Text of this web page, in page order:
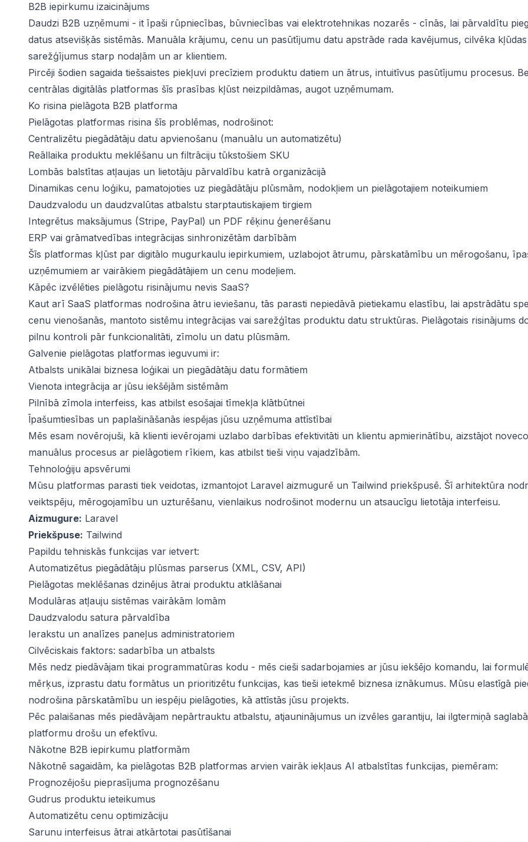
B2B iepirkumu izaicinājums
Daudzi B2B uzņēmumi - it īpaši rūpniecības, būvniecības vai elektrotehnikas nozarēs - cīnās, lai pārvaldītu
datus atsevišķās sistēmās. Manuāla krājumu, cenu un pasūtījumu datu apstrāde rada kavējumus, cilvēka
sarežģījumus starp nodaļām un ar klientiem.
Pircēji šodien sagaida tiešsaistes piekļuvi precīziem produktu datiem un ātrus, intuitīvus pasūtījumu procesus.
centrālas digitālās platformas šīs prasības kļūst neizpildāmas, augot uzņēmumam.
Ko risina pielāgota B2B platforma
Pielāgotas platformas risina šīs problēmas, nodrošinot:
Centralizētu piegādātāju datu apvienošanu (manuālu un automatizētu)
Reāllaika produktu meklēšanu un filtrāciju tūkstošiem SKU
Lombās balstītas atļaujas un lietotāju pārvaldību katrā organizācijā
Dinamikas cenu loģiku, pamatojoties uz piegādātāju plūsmām, nodokļiem un pielāgotajiem noteikumiem
Daudzvalodu un daudzvalūtas atbalstu starptautiskajiem tirgiem
Integrētus maksājumus (Stripe, PayPal) un PDF rēķinu ģenerēšanu
ERP vai grāmatvedības integrācijas sinhronizētām darbībām
Šīs platformas kļūst par digitālo mugurkaulu iepirkumiem, uzlabojot ātrumu, pārskatāmību un mērogošanu,
uzņēmumiem ar vairākiem piegādātājiem un cenu modeļiem.
Kāpēc izvēlēties pielāgotu risinājumu nevis SaaS?
Kaut arī SaaS platformas nodrošina ātru ieviešanu, tās parasti nepiedāvā pietiekamu elastību, lai apstrādātu
cenu vienošanās, mantoto sistēmu integrācijas vai sarežģītas produktu datu struktūras. Pielāgotais risinājums
pilnu kontroli pār funkcionalitāti, zīmolu un datu plūsmām.
Galvenie pielāgotas platformas ieguvumi ir:
Atbalsts unikālai biznesa loģikai un piegādātāju datu formātiem
Vienota integrācija ar jūsu iekšējām sistēmām
Pilnībā zīmola interfeiss, kas atbilst esošajai tīmekļa klātbūtnei
Īpašumtiesības un paplašināšanās iespējas jūsu uzņēmuma attīstībai
Mēs esam novērojuši, kā klienti ievērojami uzlabo darbības efektivitāti un klientu apmierinātību, aizstājot
manuālus procesus ar pielāgotiem rīkiem, kas atbilst tieši viņu vajadzībām.
Tehnoloģiju apsvērumi
Mūsu platformas parasti tiek veidotas, izmantojot Laravel aizmugurē un Tailwind priekšpusē. Šī arhitektūra
veiktspēju, mērogojamību un uzturēšanu, vienlaikus nodrošinot modernu un atsaucīgu lietotāja interfeisu.
Aizmugure: Laravel
Priekšpuse: Tailwind
Papildu tehniskās funkcijas var ietvert:
Automatizētus piegādātāju plūsmas parserus (XML, CSV, API)
Pielāgotas meklēšanas dzinējus ātrai produktu atklāšanai
Modulāras atļauju sistēmas vairākām lomām
Daudzvalodu satura pārvaldība
Ierakstu un analīzes paneļus administratoriem
Cilvēciskais faktors: sadarbība un atbalsts
Mēs nedz piedāvājam tikai programmatūras kodu - mēs cieši sadarbojamies ar jūsu iekšējo komandu, lai
mērķus, izprastu datu formātus un prioritizētu funkcijas, kas tieši ietekmē biznesa iznākumus. Mūsu elastīgā
nodrošina pārskatāmību un iespēju pielāgoties, kā attīstās jūsu projekts.
Pēc palaišanas mēs piedāvājam nepārtrauktu atbalstu, atjauninājumus un izvēles garantiju, lai ilgtermiņā
platformu drošu un efektīvu.
Nākotne B2B iepirkumu platformām
Nākotnē sagaidām, ka pielāgotas B2B platformas arvien vairāk iekļaus AI atbalstītas funkcijas, piemēram:
Prognozējošu pieprasījuma prognozēšanu
Gudrus produktu ieteikumus
Automatizētu cenu optimizāciju
Sarunu interfeisus ātrai atkārtotai pasūtīšanai